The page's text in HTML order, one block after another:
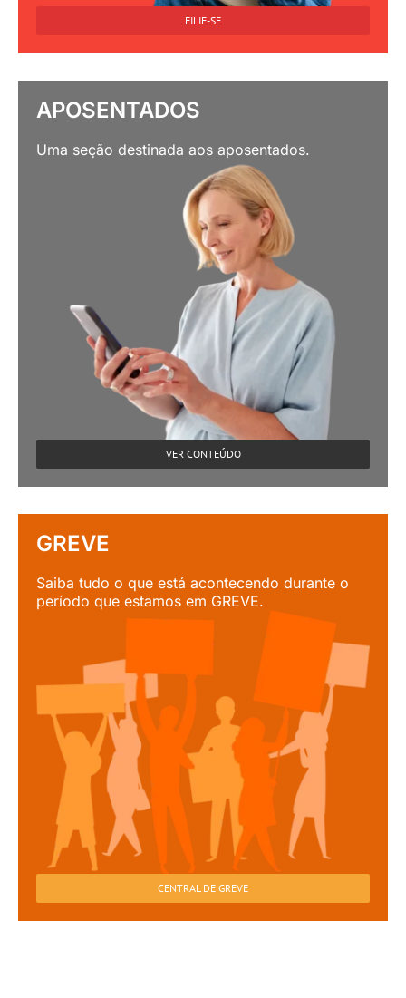
FILIE-SE
APOSENTADOS
Uma seção destinada aos aposentados.
VER CONTEÚDO
GREVE
Saiba tudo o que está acontecendo durante o
período que estamos em GREVE.
CENTRAL DE GREVE